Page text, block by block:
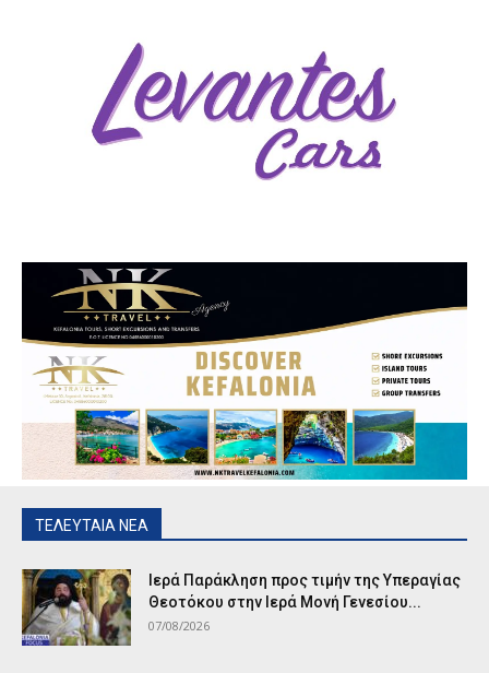
ΤΕΛΕΥΤΑΙΑ ΝΕΑ
Ιερά Παράκληση προς τιμήν της Υπεραγίας
Θεοτόκου στην Ιερά Μονή Γενεσίου...
07/08/2026